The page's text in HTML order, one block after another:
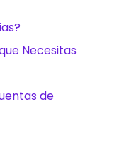
Necesitas
de